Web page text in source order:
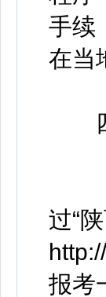
手续
在当
四
（
过“
报考